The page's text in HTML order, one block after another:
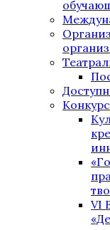
VI